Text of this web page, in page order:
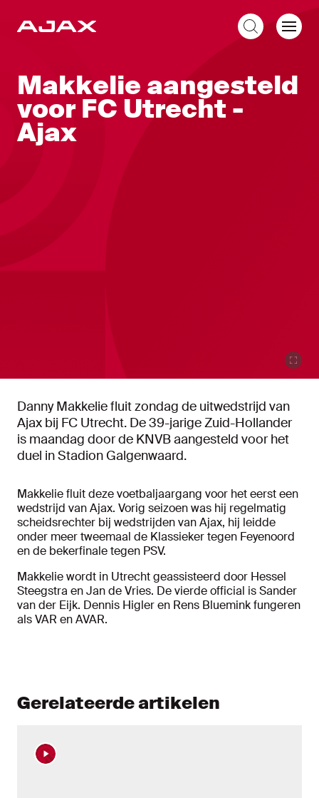
Makkelie aangesteld
voor FC Utrecht -
Ajax
Danny Makkelie fluit zondag de uitwedstrijd van
Ajax bij FC Utrecht. De 39-jarige Zuid-Hollander
is maandag door de KNVB aangesteld voor het
duel in Stadion Galgenwaard.
Makkelie fluit deze voetbaljaargang voor het eerst een
wedstrijd van Ajax. Vorig seizoen was hij regelmatig
scheidsrechter bij wedstrijden van Ajax, hij leidde
onder meer tweemaal de Klassieker tegen Feyenoord
en de bekerfinale tegen PSV.
Makkelie wordt in Utrecht geassisteerd door Hessel
Steegstra en Jan de Vries. De vierde official is Sander
van der Eijk. Dennis Higler en Rens Bluemink fungeren
als VAR en AVAR.
Gerelateerde artikelen